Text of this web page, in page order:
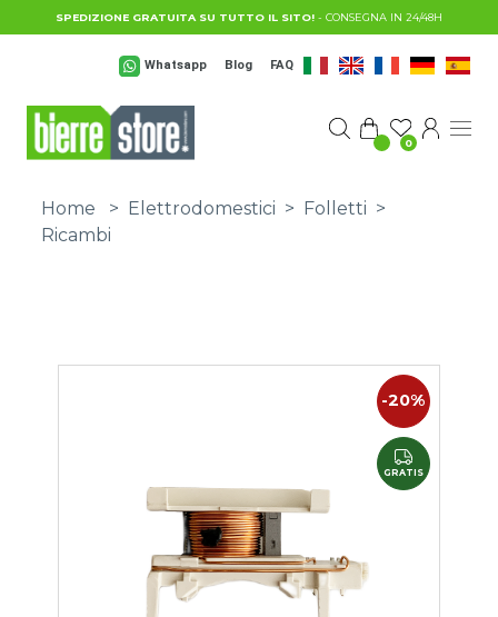
Salta al contenuto principale
SPEDIZIONE GRATUITA SU TUTTO IL SITO! - CONSEGNA IN 24/48H
Whatsapp Blog FAQ
0
Home > Elettrodomestici > Folletti >
Ricambi
-20%
GRATIS